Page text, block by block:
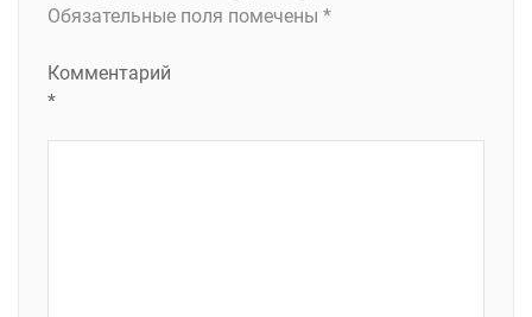
Обязательные поля помечены *
Комментарий
*